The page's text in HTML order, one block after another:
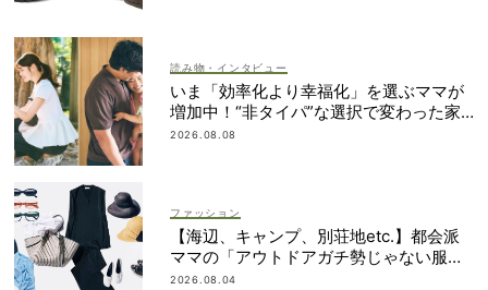
読み物・インタビュー
いま「効率化より幸福化」を選ぶママが
増加中！“非タイパ”な選択で変わった家
族時間【実例5選】
2026.08.08
ファッション
【海辺、キャンプ、別荘地etc.】都会派
ママの「アウトドアガチ勢じゃない服と
小物」集めました！
2026.08.04